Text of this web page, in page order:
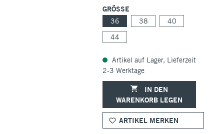
GRÖSSE
36 38
40
44
Artikel auf Lager, Lieferzeit
2-3 Werktage
WARENKORB LEGEN
ARTIKEL MERKEN